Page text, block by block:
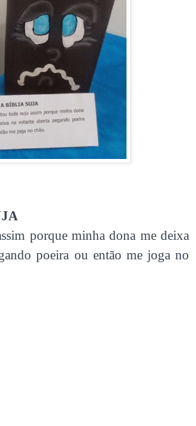
porque minha dona me deixa
poeira ou então me joga no